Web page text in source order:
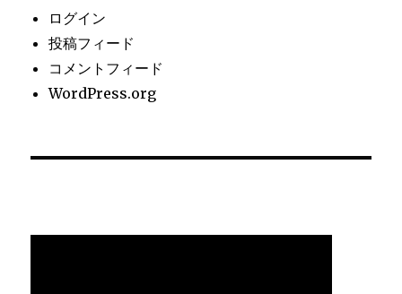
ログイン
投稿フィード
コメントフィード
WordPress.org